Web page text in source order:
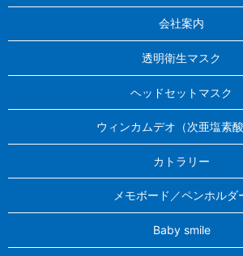
NEW「マスクリア ベーシックタイプ」リ
会社案内
透明衛生マスク
ヘッドセットマスク
ウィンカムデオ（次亜塩素酸
カトラリー
メモボード／ペンホルダ
Baby smile